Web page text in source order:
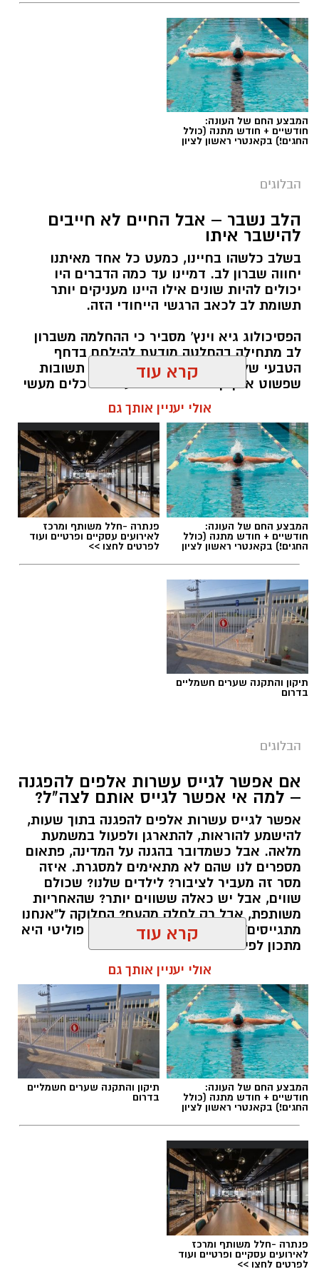
המבצע החם של העונה:
חודשיים + חודש מתנה (כולל
החגים!) בקאנטרי ראשון לציון
הבלוגים
הלב נשבר – אבל החיים לא חייבים
להישבר איתו
בשלב כלשהו בחיינו, כמעט כל אחד מאיתנו
יחווה שברון לב. דמיינו עד כמה הדברים היו
יכולים להיות שונים אילו היינו מעניקים יותר
תשומת לב לכאב הרגשי הייחודי הזה.
הפסיכולוג גיא וינץ' מסביר כי ההחלמה משברון
לב מתחילה בהחלטה מודעת להילחם בדחף
הטבעי שלנו לייפות את העבר ולחפש תשובות
שפשוט אינן קיימות. הוא מציע ארגז כלים מעשי
שיעזור לנו, בהדרגה, להשתחרר מהכאב ולהמשיך
הלב שלנו אולי נשבר לפעמים, אבל אנחנו לא
חייבים להישבר יחד איתו.
מערכת האתר / 09:04 23.07.26
תגים:טד
יש לכם מידע חשוב שטרם נחשף? צילומים מאירוע
חדשותי? מצאתם טעות בכתבה? נשמח שתשתפו
אותנו
קרא עוד
אולי יעניין אותך גם
המבצע החם של העונה:
חודשיים + חודש מתנה (כולל
החגים!) בקאנטרי ראשון לציון
פנתרה -חלל משותף ומרכז
לאירועים עסקיים ופרטיים ועוד
לפרטים לחצו >>
תיקון והתקנה שערים חשמליים
בדרום
הבלוגים
אם אפשר לגייס עשרות אלפים להפגנה
– למה אי אפשר לגייס אותם לצה"ל?
אפשר לגייס עשרות אלפים להפגנה בתוך שעות,
להישמע להוראות, להתארגן ולפעול במשמעת
מלאה. אבל כשמדובר בהגנה על המדינה, פתאום
מספרים לנו שהם לא מתאימים למסגרת. איזה
מסר זה מעביר לציבור? לילדים שלנו? שכולם
שווים, אבל יש כאלה ששווים יותר? שהאחריות
משותפת, אבל רק לחלק מהעם? החלוקה ל"אנחנו
מתגייסים" ו"הם לא" היא לא רק ויכוח פוליטי היא
מתכון לפילוג שמפורר אותנו מבפנים.
תגים: הפגנות חרדיים גיוס לצה"ל
קרא עוד
אולי יעניין אותך גם
המבצע החם של העונה:
חודשיים + חודש מתנה (כולל
החגים!) בקאנטרי ראשון לציון
תיקון והתקנה שערים חשמליים
בדרום
פנתרה -חלל משותף ומרכז
לאירועים עסקיים ופרטיים ועוד
לפרטים לחצו >>